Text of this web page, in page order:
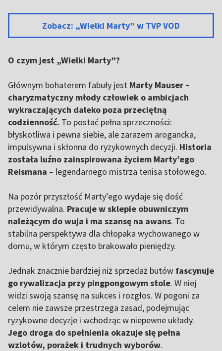
Zobacz: „Wielki Marty” w TVP VOD
O czym jest „Wielki Marty”?
Głównym bohaterem fabuły jest Marty Mauser –
charyzmatyczny młody człowiek o ambicjach
wykraczających daleko poza przeciętną
codzienność. To postać pełna sprzeczności:
błyskotliwa i pewna siebie, ale zarazem arogancka,
impulsywna i skłonna do ryzykownych decyzji. Historia
została luźno zainspirowana życiem Marty’ego
Reismana – legendarnego mistrza tenisa stołowego.
Na pozór przyszłość Marty’ego wydaje się dość
przewidywalna. Pracuje w sklepie obuwniczym
należącym do wuja i ma szansę na awans. To
stabilna perspektywa dla chłopaka wychowanego w
domu, w którym często brakowało pieniędzy.
Jednak znacznie bardziej niż sprzedaż butów fascynuje
go rywalizacja przy pingpongowym stole. W niej
widzi swoją szansę na sukces i rozgłos. W pogoni za
celem nie zawsze przestrzega zasad, podejmując
ryzykowne decyzje i wchodząc w niepewne układy.
Jego droga do spełnienia okazuje się pełna
wzlotów, porażek i trudnych wyborów.